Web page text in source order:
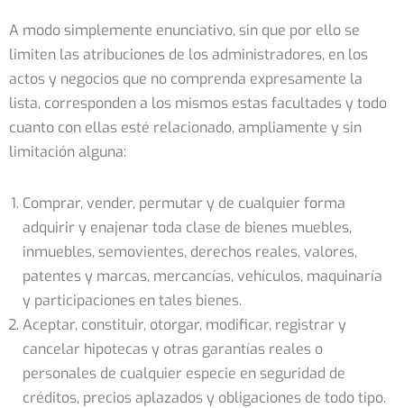
A modo simplemente enunciativo, sin que por ello se
limiten las atribuciones de los administradores, en los
actos y negocios que no comprenda expresamente la
lista, corresponden a los mismos estas facultades y todo
cuanto con ellas esté relacionado, ampliamente y sin
limitación alguna:
Comprar, vender, permutar y de cualquier forma
adquirir y enajenar toda clase de bienes muebles,
inmuebles, semovientes, derechos reales, valores,
patentes y marcas, mercancías, vehículos, maquinaría
y participaciones en tales bienes.
Aceptar, constituir, otorgar, modificar, registrar y
cancelar hipotecas y otras garantías reales o
personales de cualquier especie en seguridad de
créditos, precios aplazados y obligaciones de todo tipo.